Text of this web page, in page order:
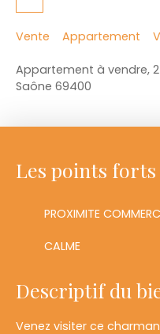
Vente Appartement
Appartement à vendre,
Saône 69400
Les points forts
PROXIMITE
CALME
Descriptif du
Venez visiter ce